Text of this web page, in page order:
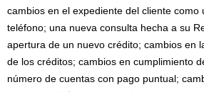
cambios en el expediente del cliente como
teléfono; una nueva consulta hecha a su
apertura de un nuevo crédito; cambios en
de los créditos; cambios en cumplimiento
número de cuentas con pago puntual;